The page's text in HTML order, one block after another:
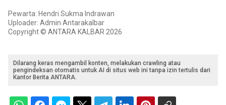
Pewarta: Hendri Sukma Indrawan
Uploader: Admin Antarakalbar
Copyright © ANTARA KALBAR 2026
Dilarang keras mengambil konten, melakukan crawling atau
pengindeksan otomatis untuk AI di situs web ini tanpa izin tertulis dari
Kantor Berita ANTARA.